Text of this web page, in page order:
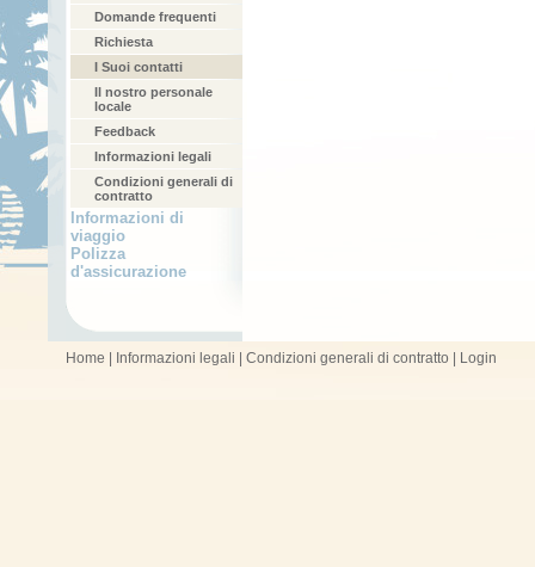
Domande frequenti
Richiesta
I Suoi contatti
Il nostro personale
locale
Feedback
Informazioni legali
Condizioni generali di
contratto
Informazioni di
viaggio
Polizza
d'assicurazione
Home Informazioni legali Condizioni generali di contratto Login